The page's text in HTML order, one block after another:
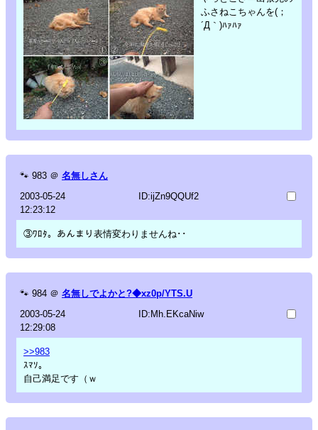
ふさねこちゃんを(；
´Д｀)ﾊｧﾊｧ
🐾 983 ＠ 名無しさん
2003-05-24
12:23:12
ID:ijZn9QQUf2
③ﾜﾛﾀ。あんまり表情変わりませんね･･
🐾 984 ＠ 名無しでよかと?◆xz0p/YTS.U
2003-05-24
12:29:08
ID:Mh.EKcaNiw
>>983
ｽﾏｿ。
自己満足です（ｗ